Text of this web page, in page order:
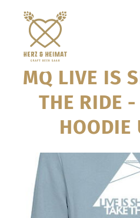
MQ LIVE IS
THE RIDE
HOODIE